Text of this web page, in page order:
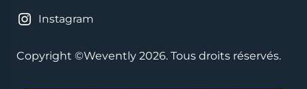
Instagram
Copyright ©Wevently 2026. Tous droits réservés.